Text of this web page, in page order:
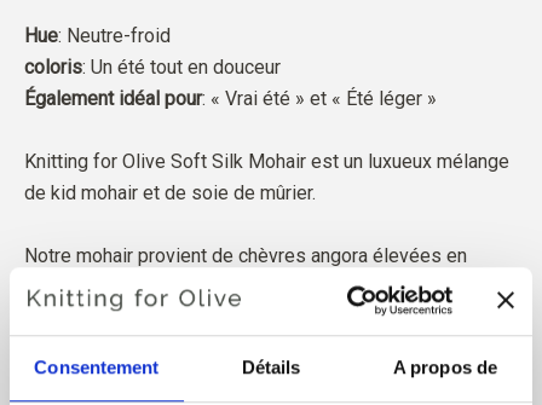
Consentement Détails A propos de
Hue: Neutre-froid
coloris: Un été tout en douceur
Également idéal pour: « Vrai été » et « Été léger »
Knitting for Olive Soft Silk Mohair est un luxueux mélange
de kid mohair et de soie de mûrier.
Notre mohair provient de chèvres angora élevées en
Afrique du Sud et le fil est également produit localement.
Nos fils sont traçables jusqu'aux fermes individuelles, ce
fermes, de quels éleveurs et de quelles chèvres provient